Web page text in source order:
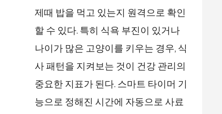
제때 밥을 먹고 있는지 원격으로 확인
할 수 있다. 특히 식욕 부진이 있거나
나이가 많은 고양이를 키우는 경우, 식
사 패턴을 지켜보는 것이 건강 관리의
중요한 지표가 된다. 스마트 타이머 기
능으로 정해진 시간에 자동으로 사료